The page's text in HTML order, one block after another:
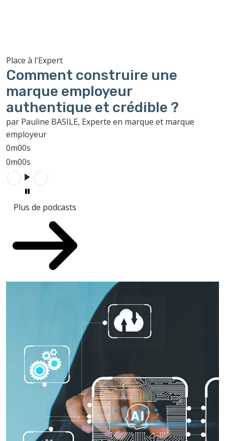
Place à l'Expert
Comment construire une
marque employeur
authentique et crédible ?
par Pauline BASILE, Experte en marque et marque
employeur
0m00s
0m00s
Plus de podcasts